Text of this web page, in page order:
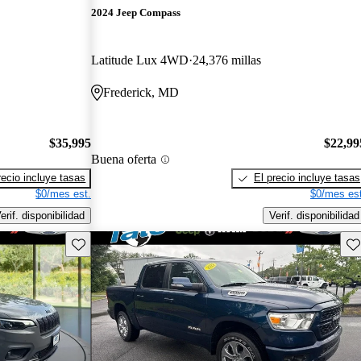
$35,995
incluye tasas
$0/mes est.
disponibilidad
2024 Jeep Compass
Latitude Lux 4WD 24,376 millas
Frederick, MD
Buena oferta
El precio incluye tasas
$0/mes
Verif. disponibilidad
Guarda este Aviso